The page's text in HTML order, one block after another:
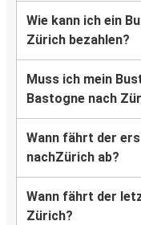
Wie kann ich ein
Zürich bezahlen?
Muss ich mein
Bastogne nach
Wann fährt der
nachZürich ab?
Wann fährt der
Zürich?